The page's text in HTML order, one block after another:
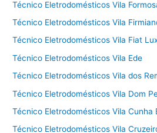
Técnico Eletrodomésticos Vila
Técnico Eletrodomésticos Vila
Técnico Eletrodomésticos Vila Fiat
Técnico Eletrodomésticos Vila Ede
Técnico Eletrodomésticos Vila dos
Técnico Eletrodomésticos Vila Dom
Técnico Eletrodomésticos Vila Cunha
Técnico Eletrodomésticos Vila